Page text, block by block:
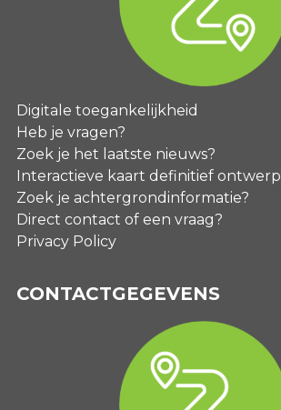
Digitale toegankelijkheid
Heb je vragen?
Zoek je het laatste nieuws?
Interactieve kaart definitief ontwerp
Zoek je achtergrondinformatie?
Direct contact of een vraag?
Privacy Policy
CONTACTGEGEVENS